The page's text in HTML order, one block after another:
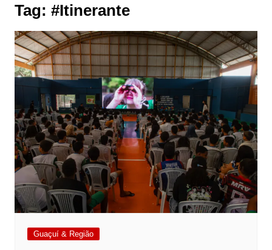
Tag: #Itinerante
Guaçuí & Região